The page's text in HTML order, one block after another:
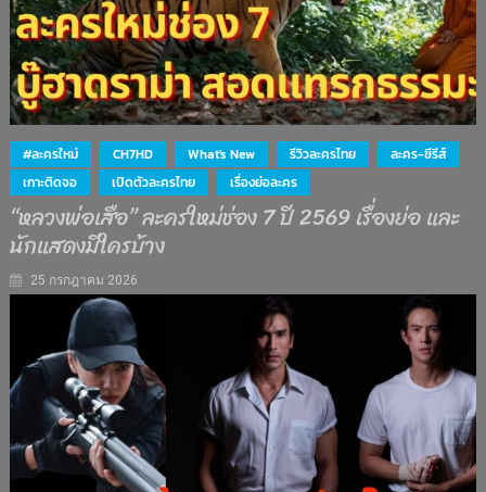
#ละครใหม่ CH7HD What's New รีวิวละครไทย
ละคร-ซีรีส์
เกาะติดจอ
เปิดตัวละครไทย เรื่องย่อละคร
“หลวงพ่อเสือ” ละครใหม่ช่อง 7 ปี 2569 เรื่องย่อ และ
นักแสดงมีใครบ้าง
25 กรกฎาคม 2026